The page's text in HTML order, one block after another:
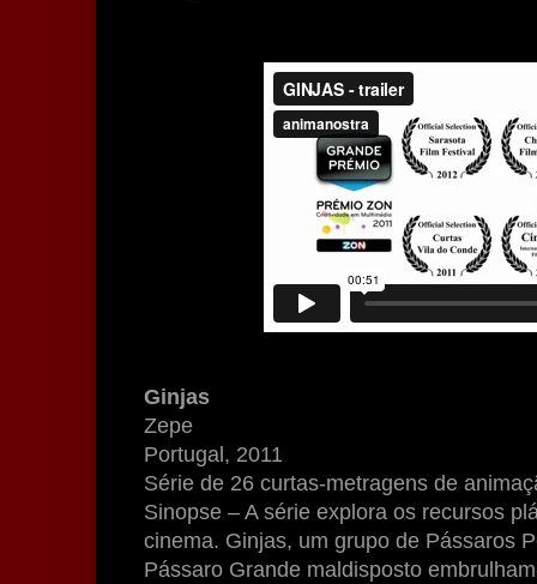
Ginjas
Zepe
Portugal, 2011
Série de 26 curtas-metragens de
Sinopse – A série explora os recursos
cinema. Ginjas, um grupo de Pássaros
Pássaro Grande maldisposto